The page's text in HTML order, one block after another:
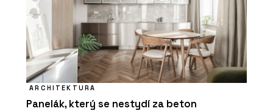
ARCHITEKTURA
Panelák, který se nestydí za beton